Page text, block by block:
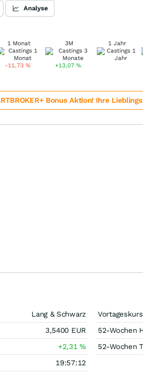
Analyse
1 Monat
-11,73%
3M
+13,07 %
1 Jahr
Bonus Aktion! Ihre
Lang & Schwarz
3,5400 EUR
+2,31%
19:57:12
Vortageskurs
52-Wochen
52-Wochen